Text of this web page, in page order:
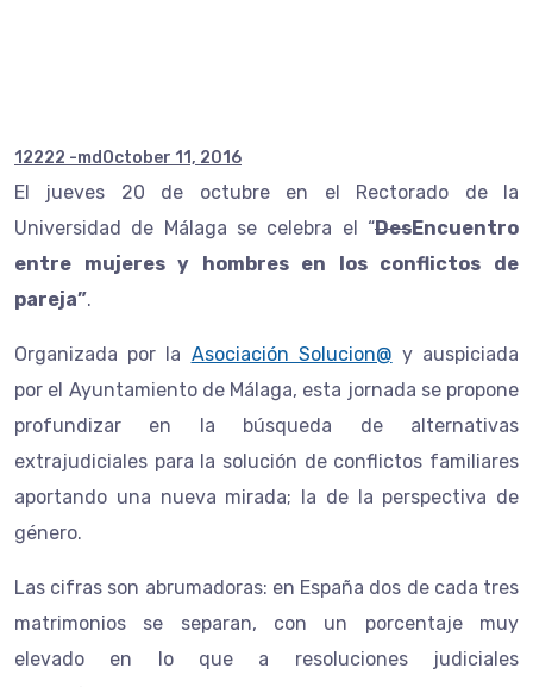
12222 -mdOctober 11, 2016
El jueves 20 de octubre en el Rectorado de la
Universidad de Málaga se celebra el “DesEncuentro
entre mujeres y hombres en los conflictos de
pareja”.
Organizada por la Asociación Solucion@ y auspiciada
por el Ayuntamiento de Málaga, esta jornada se propone
profundizar en la búsqueda de alternativas
extrajudiciales para la solución de conflictos familiares
aportando una nueva mirada; la de la perspectiva de
género.
Las cifras son abrumadoras: en España dos de cada tres
matrimonios se separan, con un porcentaje muy
elevado en lo que a resoluciones judiciales